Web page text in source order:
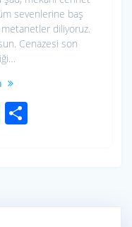
sevenlerine baş
metanetler diliyoruz.
Cenazesi son
W